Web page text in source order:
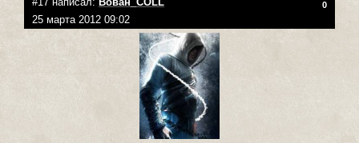
0
25 марта 2012 09:02